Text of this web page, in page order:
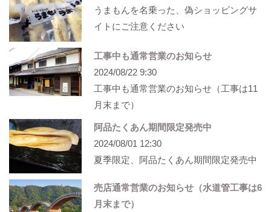
うまもんを名乗った、偽ショッピングサ
イトにご注意ください
工事中も通常営業のお知らせ
2024/08/22 9:30
工事中も通常営業のお知らせ（工事は11
月末まで）
阿品たくあん期間限定発売中
2024/08/01 12:30
夏季限定、阿品たくあん期間限定発売中
売店通常営業のお知らせ（水道管工事は6
月末まで）